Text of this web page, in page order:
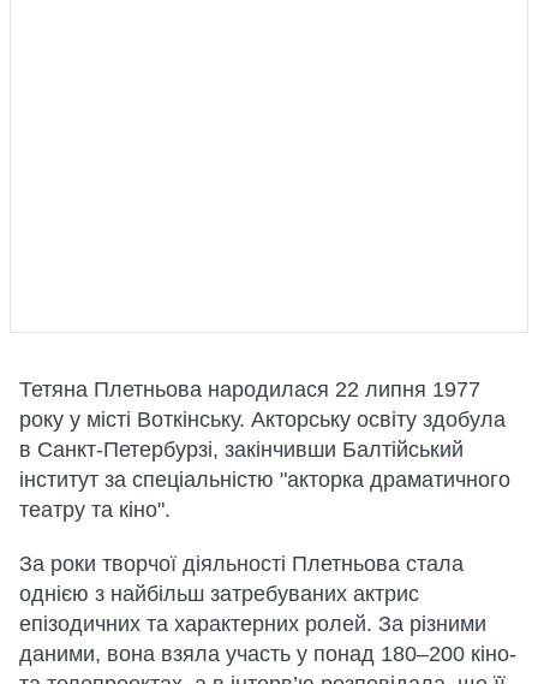
Тетяна Плетньова народилася 22 липня 1977
року у місті Воткінську. Акторську освіту здобула
в Санкт-Петербурзі, закінчивши Балтійський
інститут за спеціальністю "акторка драматичного
театру та кіно".
За роки творчої діяльності Плетньова стала
однією з найбільш затребуваних актрис
епізодичних та характерних ролей. За різними
даними, вона взяла участь у понад 180–200 кіно-